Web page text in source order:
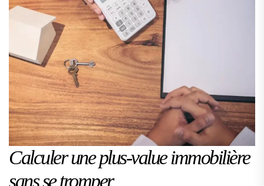
Calculer une plus-value immobilière
sans se tromper